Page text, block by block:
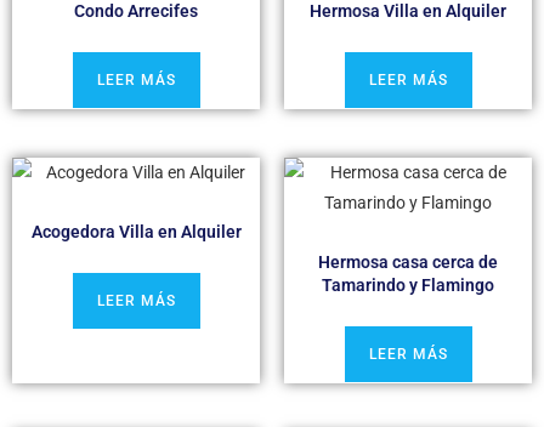
Condo Arrecifes
LEER MÁS
Hermosa Villa en Alquiler
LEER MÁS
Acogedora Villa en Alquiler
LEER MÁS
Hermosa casa cerca de
Tamarindo y Flamingo
LEER MÁS